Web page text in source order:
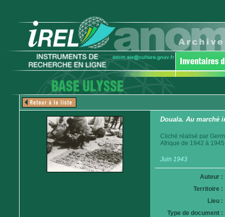
Douala. Au marché
Cliché réalisé par
Afrique de 1942 à
Juin 1943
Auteur :
Territoire :
Lieu :
Type de document :